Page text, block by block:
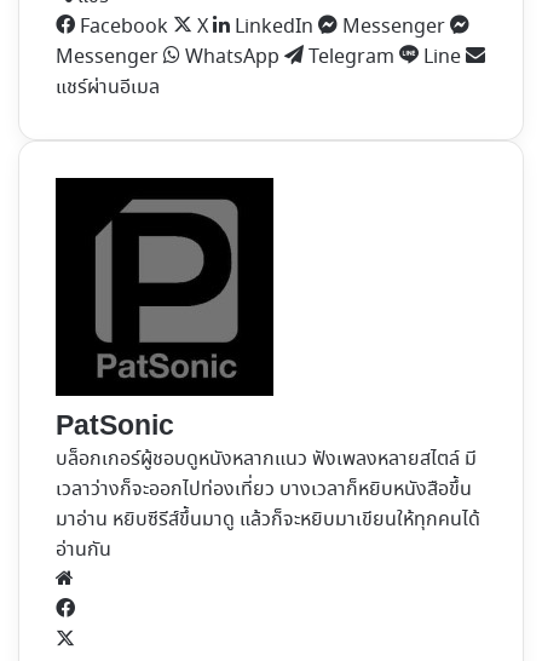
Facebook
X LinkedIn
Messenger
Messenger
WhatsApp Telegram
Line
แชร์ผ่านอีเมล
PatSonic
บล็อกเกอร์ผู้ชอบดูหนังหลากแนว ฟังเพลงหลายสไตล์ มี
เวลาว่างก็จะออกไปท่องเที่ยว บางเวลาก็หยิบหนังสือขึ้น
มาอ่าน หยิบซีรีส์ขึ้นมาดู แล้วก็จะหยิบมาเขียนให้ทุกคนได้
อ่านกัน
Facebook